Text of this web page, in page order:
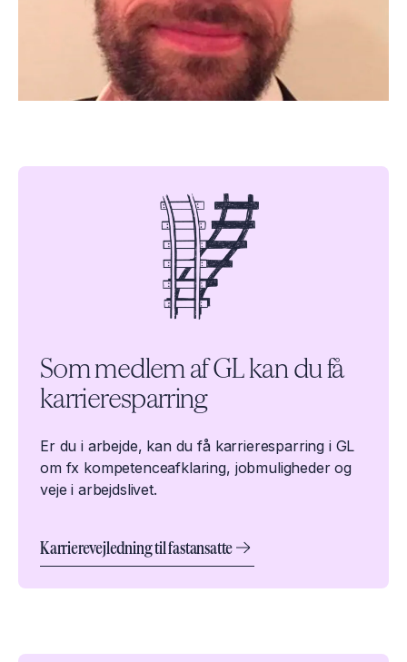
Som medlem af GL kan du få
karrieresparring
Er du i arbejde, kan du få karrieresparring i GL
om fx kompetenceafklaring, jobmuligheder og
veje i arbejdslivet.
Karrierevejledning til fastansatte
Karrierevejledning til fastansatte